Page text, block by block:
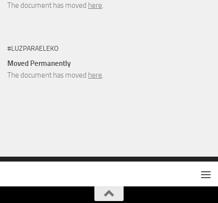
The document has moved here.
#LUZPARAELEKO
Moved Permanently
The document has moved here.